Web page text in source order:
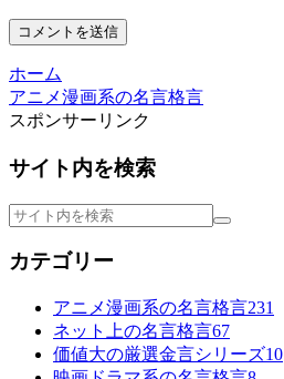
ホーム
アニメ漫画系の名言格言
スポンサーリンク
サイト内を検索
カテゴリー
アニメ漫画系の名言格言231
ネット上の名言格言67
価値大の厳選金言シリーズ10